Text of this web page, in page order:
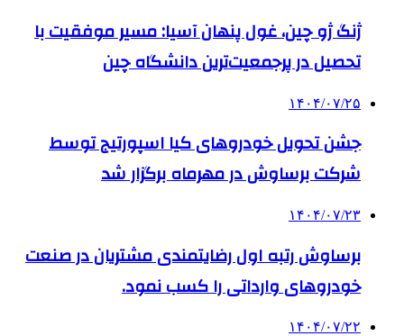
ژنگ ژو چین، غول پنهان آسیا: مسیر موفقیت با
تحصیل در پرجمعیت‌ترین دانشگاه چین
۱۴۰۴/۰۷/۲۵
جشن تحویل خودروهای کیا اسپورتیج توسط
شرکت برساوش در مهرماه برگزار شد
۱۴۰۴/۰۷/۲۳
برساوش رتبه اول رضایتمندی مشتریان در صنعت
خودروهای وارداتی را کسب نمود.
۱۴۰۴/۰۷/۲۲